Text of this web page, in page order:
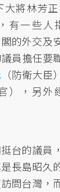
大將林芳
有一些人
的外交及
員擔任要
（防衛大臣
），另外
台的議員
長島昭久
問台灣，